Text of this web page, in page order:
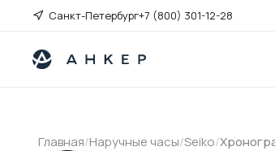
Санкт-Петербург+7 (800) 301-12-28
Главная/Наручные часы/Seiko/